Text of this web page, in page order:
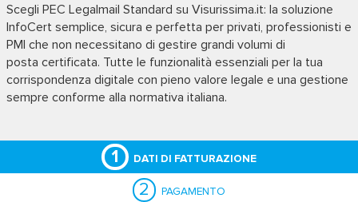
Scegli PEC Legalmail Standard su Visurissima.it: la soluzione
InfoCert semplice, sicura e perfetta per privati, professionisti e
PMI che non necessitano di gestire grandi volumi di
posta certificata. Tutte le funzionalità essenziali per la tua
corrispondenza digitale con pieno valore legale e una gestione
sempre conforme alla normativa italiana.
1 DATI DI FATTURAZIONE
2 PAGAMENTO